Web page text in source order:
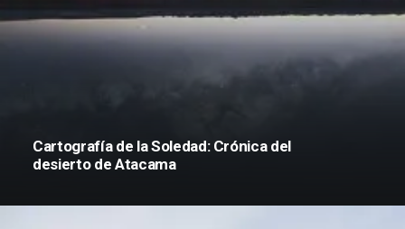
Cartografía de la Soledad: Crónica del
desierto de Atacama